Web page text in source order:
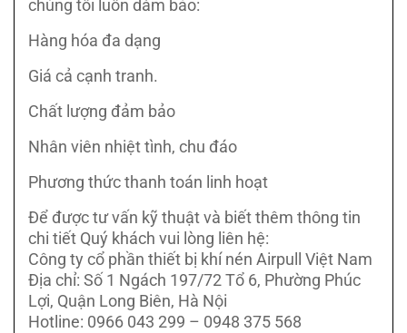
chúng tôi luôn dàm bảo:
Hàng hóa đa dạng
Giá cả cạnh tranh.
Chất lượng đảm bảo
Nhân viên nhiệt tình, chu đáo
Phương thức thanh toán linh hoạt
Để được tư vấn kỹ thuật và biết thêm thông tin
chi tiết Quý khách vui lòng liên hệ:
Công ty cổ phần thiết bị khí nén Airpull Việt Nam
Địa chỉ: Số 1 Ngách 197/72 Tổ 6, Phường Phúc
Lợi, Quận Long Biên, Hà Nội
Hotline: 0966 043 299 – 0948 375 568